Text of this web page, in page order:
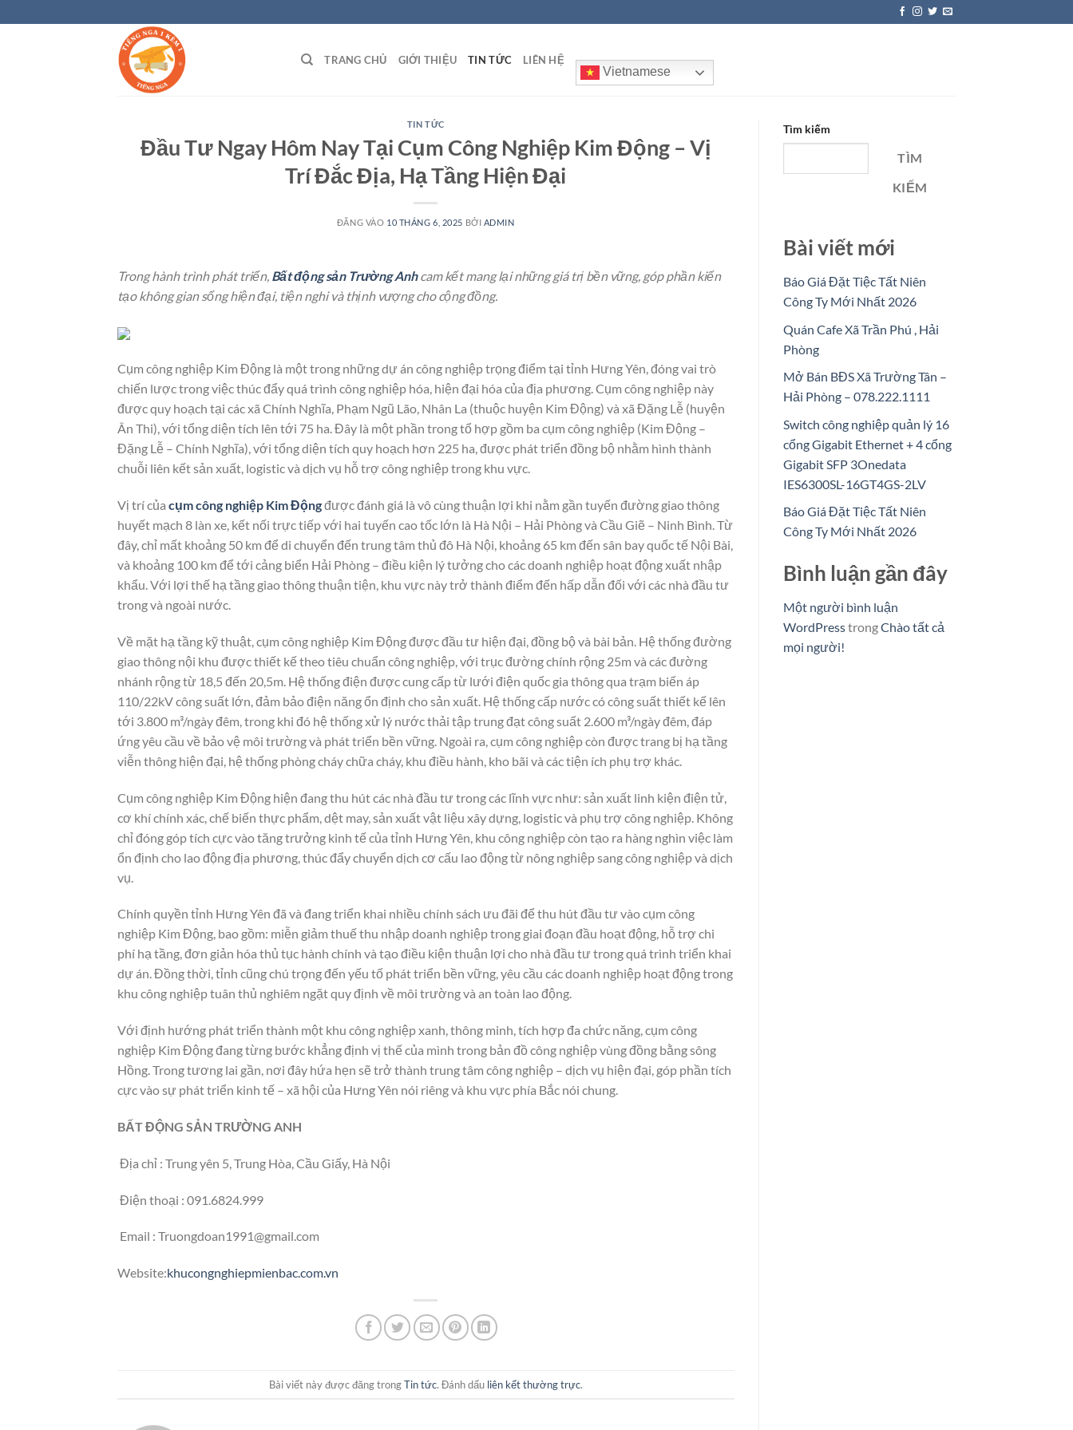
qua
TRANG CHỦ GIỚI THIỆU TIN TỨC LIÊN HỆ
Vietnamese
TIN TỨC
Đầu Tư Ngay Hôm Nay Tại Cụm Công Nghiệp Kim Động – Vị
Trí Đắc Địa, Hạ Tầng Hiện Đại
ĐĂNG VÀO 10 THÁNG 6, 2025 BỞI ADMIN
Trong hành trình phát triển, Bất động sản Trường Anh cam kết mang lại những giá trị bền vững, góp phần kiến
tạo không gian sống hiện đại, tiện nghi và thịnh vượng cho cộng đồng.
Cụm công nghiệp Kim Động là một trong những dự án công nghiệp trọng điểm tại tỉnh Hưng Yên, đóng vai trò
chiến lược trong việc thúc đẩy quá trình công nghiệp hóa, hiện đại hóa của địa phương. Cụm công nghiệp này
được quy hoạch tại các xã Chính Nghĩa, Phạm Ngũ Lão, Nhân La (thuộc huyện Kim Động) và xã Đặng Lễ (huyện
Ân Thi), với tổng diện tích lên tới 75 ha. Đây là một phần trong tổ hợp gồm ba cụm công nghiệp (Kim Động –
Đặng Lễ – Chính Nghĩa), với tổng diện tích quy hoạch hơn 225 ha, được phát triển đồng bộ nhằm hình thành
chuỗi liên kết sản xuất, logistic và dịch vụ hỗ trợ công nghiệp trong khu vực.
Vị trí của cụm công nghiệp Kim Độngđược đánh giá là vô cùng thuận lợi khi nằm gần tuyến đường giao thông
huyết mạch 8 làn xe, kết nối trực tiếp với hai tuyến cao tốc lớn là Hà Nội – Hải Phòng và Cầu Giẽ – Ninh Bình. Từ
đây, chỉ mất khoảng 50 km để di chuyển đến trung tâm thủ đô Hà Nội, khoảng 65 km đến sân bay quốc tế Nội Bài,
và khoảng 100 km để tới cảng biển Hải Phòng – điều kiện lý tưởng cho các doanh nghiệp hoạt động xuất nhập
khẩu. Với lợi thế hạ tầng giao thông thuận tiện, khu vực này trở thành điểm đến hấp dẫn đối với các nhà đầu tư
trong và ngoài nước.
Về mặt hạ tầng kỹ thuật, cụm công nghiệp Kim Động được đầu tư hiện đại, đồng bộ và bài bản. Hệ thống đường
giao thông nội khu được thiết kế theo tiêu chuẩn công nghiệp, với trục đường chính rộng 25m và các đường
nhánh rộng từ 18,5 đến 20,5m. Hệ thống điện được cung cấp từ lưới điện quốc gia thông qua trạm biến áp
110/22kV công suất lớn, đảm bảo điện năng ổn định cho sản xuất. Hệ thống cấp nước có công suất thiết kế lên
tới 3.800 m³/ngày đêm, trong khi đó hệ thống xử lý nước thải tập trung đạt công suất 2.600 m³/ngày đêm, đáp
ứng yêu cầu về bảo vệ môi trường và phát triển bền vững. Ngoài ra, cụm công nghiệp còn được trang bị hạ tầng
viễn thông hiện đại, hệ thống phòng cháy chữa cháy, khu điều hành, kho bãi và các tiện ích phụ trợ khác.
Cụm công nghiệp Kim Động hiện đang thu hút các nhà đầu tư trong các lĩnh vực như: sản xuất linh kiện điện tử,
cơ khí chính xác, chế biến thực phẩm, dệt may, sản xuất vật liệu xây dựng, logistic và phụ trợ công nghiệp. Không
chỉ đóng góp tích cực vào tăng trưởng kinh tế của tỉnh Hưng Yên, khu công nghiệp còn tạo ra hàng nghìn việc làm
ổn định cho lao động địa phương, thúc đẩy chuyển dịch cơ cấu lao động từ nông nghiệp sang công nghiệp và dịch
vụ.
Chính quyền tỉnh Hưng Yên đã và đang triển khai nhiều chính sách ưu đãi để thu hút đầu tư vào cụm công
nghiệp Kim Động, bao gồm: miễn giảm thuế thu nhập doanh nghiệp trong giai đoạn đầu hoạt động, hỗ trợ chi
phí hạ tầng, đơn giản hóa thủ tục hành chính và tạo điều kiện thuận lợi cho nhà đầu tư trong quá trình triển khai
dự án. Đồng thời, tỉnh cũng chú trọng đến yếu tố phát triển bền vững, yêu cầu các doanh nghiệp hoạt động trong
khu công nghiệp tuân thủ nghiêm ngặt quy định về môi trường và an toàn lao động.
Với định hướng phát triển thành một khu công nghiệp xanh, thông minh, tích hợp đa chức năng, cụm công
nghiệp Kim Động đang từng bước khẳng định vị thế của mình trong bản đồ công nghiệp vùng đồng bằng sông
Hồng. Trong tương lai gần, nơi đây hứa hẹn sẽ trở thành trung tâm công nghiệp – dịch vụ hiện đại, góp phần tích
cực vào sự phát triển kinh tế – xã hội của Hưng Yên nói riêng và khu vực phía Bắc nói chung.
BẤT ĐỘNG SẢN TRƯỜNG ANH
Địa chỉ : Trung yên 5, Trung Hòa, Cầu Giấy, Hà Nội
Điện thoại : 091.6824.999
Email : Truongdoan1991@gmail.com
Website:khucongnghiepmienbac.com.vn
Bài viết này được đăng trongTin tức. Đánh dấu liên kết thường trực.
Tìm kiếm
TÌM
KIẾM
Bài viết mới
Báo Giá Đặt Tiệc Tất Niên
Công Ty Mới Nhất 2026
Quán Cafe Xã Trần Phú , Hải
Phòng
Mở Bán BĐS Xã Trường Tân –
Hải Phòng – 078.222.1111
Switch công nghiệp quản lý 16
cổng Gigabit Ethernet + 4 cổng
Gigabit SFP 3Onedata
IES6300SL-16GT4GS-2LV
Báo Giá Đặt Tiệc Tất Niên
Công Ty Mới Nhất 2026
Bình luận gần đây
Một người bình luận
WordPresstrongChào tất cả
mọi người!